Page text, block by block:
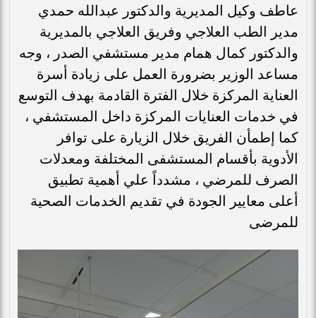
عاطف وكيل المديرية والدكتور عبدالله حمدي
مدير الطب العلاجي وفريق العلاجي بالمديرية
والدكتور كمال همام مدير مستشفي الصدر ، وجه
مساعد الوزير بضرورة العمل على زيادة أسرة
العناية المركزة خلال الفترة القادمة بهدف التوسع
في خدمات العنايات المركزة داخل المستشفي ،
كما إطمأن الفريق خلال الزيارة على توافر
الأدوية بأقسام المستشفى المختلفة ومعدلات
الصرف للمرضي ، مشدداً علي أهمية تطبيق
أعلى معايير الجودة في تقديم الخدمات الصحية
للمرضى